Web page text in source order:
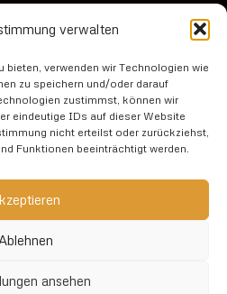
verwalten
bieten, verwenden wir Technologien wie
zu speichern und/oder darauf
zustimmst, können wir
eindeutige IDs auf dieser Website
nicht erteilst oder zurückziehst,
Funktionen beeinträchtigt werden.
ansehen
Chapter
no fun3